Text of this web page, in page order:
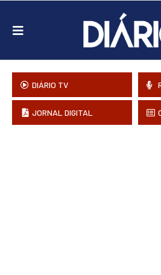
DIÁRIO TV
JORNAL DIGITAL